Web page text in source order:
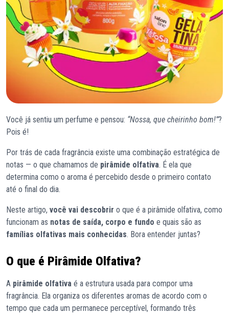
Você já sentiu um perfume e pensou: “Nossa, que cheirinho bom!”?
Pois é!
Por trás de cada fragrância existe uma combinação estratégica de
notas — o que chamamos de pirâmide olfativa. É ela que
determina como o aroma é percebido desde o primeiro contato
até o final do dia.
Neste artigo, você vai descobrir o que é a pirâmide olfativa, como
funcionam as notas de saída, corpo e fundo e quais são as
famílias olfativas mais conhecidas. Bora entender juntas?
O que é Pirâmide Olfativa?
A pirâmide olfativa é a estrutura usada para compor uma
fragrância. Ela organiza os diferentes aromas de acordo com o
tempo que cada um permanece perceptível, formando três